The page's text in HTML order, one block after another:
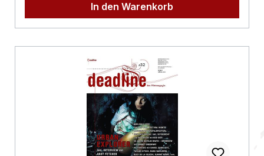
In den Warenkorb